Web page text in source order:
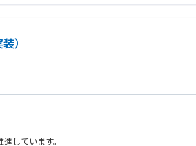
）
しています。